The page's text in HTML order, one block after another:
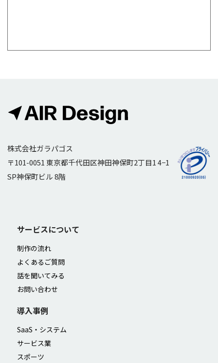
株式会社ガラパゴス
〒101-0051 東京都千代田区神田神保町2丁目1 4−1
SP神保町ビル 8階
サービスについて
制作の流れ
よくあるご質問
話を聞いてみる
お問い合わせ
導入事例
SaaS・システム
サービス業
スポーツ